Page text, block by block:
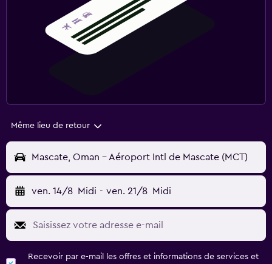
Même lieu de retour
Mascate, Oman - Aéroport Intl de Mascate (MCT)
ven. 14/8 Midi - ven. 21/8 Midi
Recevoir par e-mail les offres et informations de services et